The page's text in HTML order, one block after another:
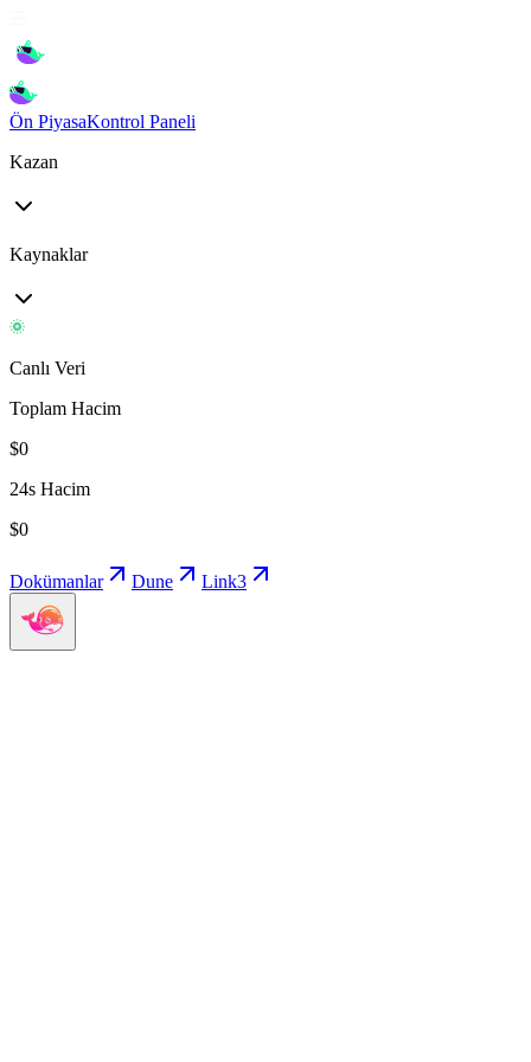
Ön PiyasaKontrol Paneli
Kazan
Kaynaklar
Canlı Veri
Toplam Hacim
$0
24s Hacim
$0
Dokümanlar Dune Link3